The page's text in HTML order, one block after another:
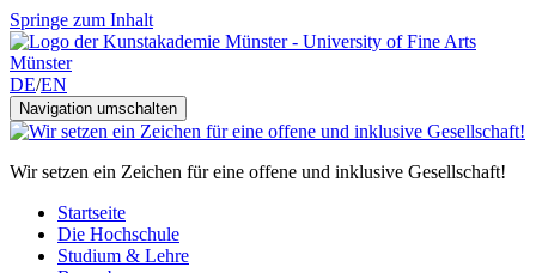
Springe zum Inhalt
DE/EN
Navigation umschalten
Wir setzen ein Zeichen für eine offene und inklusive Gesellschaft!
Startseite
Die Hochschule
Studium & Lehre